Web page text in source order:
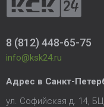
8 (812) 448-65-75
info@ksk24.ru
Адрес в Санкт-
ул. Софийская д. 14,